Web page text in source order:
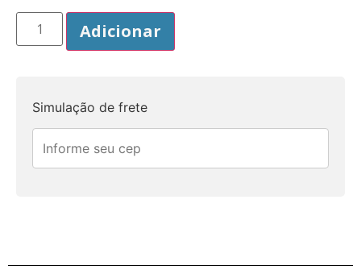
Adicionar
Simulação de frete